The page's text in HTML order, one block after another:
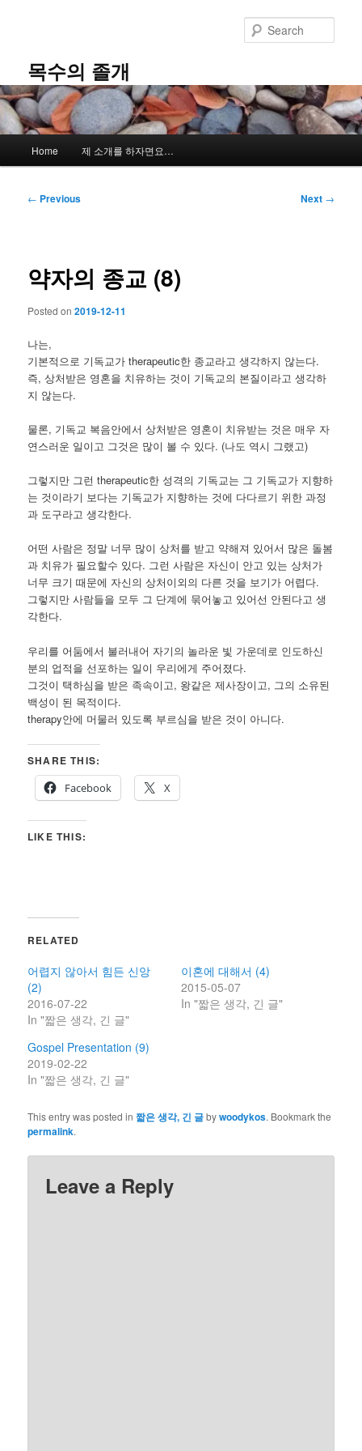
content목수의 졸개
Home 제 소개를 하자면요…
Post
← Previous Next →
약자의 종교 (8)
Posted on2019-12-11
나는,
기본적으로 기독교가 therapeutic한 종교라고 생각하지 않는다.
즉, 상처받은 영혼을 치유하는 것이 기독교의 본질이라고 생각하
지 않는다.
물론, 기독교 복음안에서 상처받은 영혼이 치유받는 것은 매우 자
연스러운 일이고 그것은 많이 볼 수 있다. (나도 역시 그랬고)
그렇지만 그런 therapeutic한 성격의 기독교는 그 기독교가 지향하
는 것이라기 보다는 기독교가 지향하는 것에 다다르기 위한 과정
과 도구라고 생각한다.
어떤 사람은 정말 너무 많이 상처를 받고 약해져 있어서 많은 돌봄
과 치유가 필요할수 있다. 그런 사람은 자신이 안고 있는 상처가
너무 크기 때문에 자신의 상처이외의 다른 것을 보기가 어렵다.
그렇지만 사람들을 모두 그 단계에 묶어놓고 있어선 안된다고 생
각한다.
우리를 어둠에서 불러내어 자기의 놀라운 빛 가운데로 인도하신
분의 업적을 선포하는 일이 우리에게 주어졌다.
그것이 택하심을 받은 족속이고, 왕같은 제사장이고, 그의 소유된
백성이 된 목적이다.
therapy안에 머물러 있도록 부르심을 받은 것이 아니다.
SHARE THIS:
Facebook
X
LIKE THIS:
RELATED
어렵지 않아서 힘든 신앙
(2)
2016-07-22
In "짧은 생각, 긴 글"
이혼에 대해서 (4)
2015-05-07
In "짧은 생각, 긴 글"
Gospel Presentation (9)
2019-02-22
In "짧은 생각, 긴 글"
This entry was posted in짧은 생각, 긴 글bywoodykos. Bookmark the
permalink.
Leave a Reply